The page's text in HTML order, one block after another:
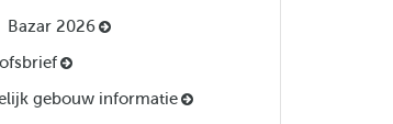
Bazar 2026
gebouw informatie